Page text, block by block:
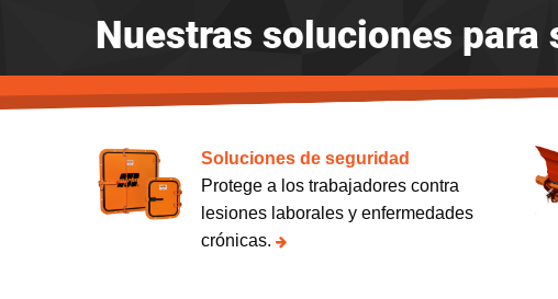
Nuestras soluciones para
Soluciones de seguridad
Protege a los trabajadores contra
lesiones laborales y enfermedades
crónicas.